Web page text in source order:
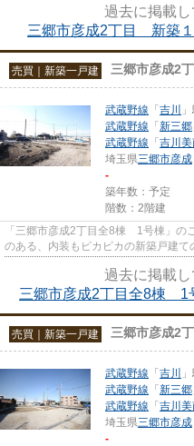
過去に掲載し
三郷市彦成2丁目 新築
売買｜新築一戸建 三郷市彦成2
武蔵野線 「 吉川
武蔵野線 「 新三郷
武蔵野線 「 吉川
埼玉県三郷市彦成
-
築年数：予定
階数：2階建
「三郷市彦成2丁目全8棟 1号棟」の
のある、内装もピカピカの新築戸建
過去に掲載し
三郷市彦成2丁目全8棟 1
売買｜新築一戸建 三郷市彦成2
武蔵野線 「 吉川
武蔵野線 「 新三郷
武蔵野線 「 吉川
埼玉県三郷市彦成
-